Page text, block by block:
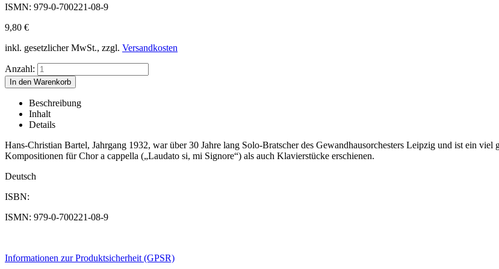
ISMN: 979-0-700221-08-9
9,80 €
inkl. gesetzlicher MwSt., zzgl. Versandkosten
Anzahl:
Beschreibung
Inhalt
Details
Hans-Christian Bartel, Jahrgang 1932, war über 30 Jahre lang Solo-Bratscher des Gewandhausorchesters Leipzig und ist ein
Kompositionen für Chor a cappella („Laudato si, mi Signore“) als auch Klavierstücke erschienen.
Deutsch
ISBN:
ISMN: 979-0-700221-08-9
Informationen zur Produktsicherheit (GPSR)